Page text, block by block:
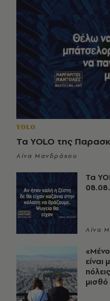
YOLO
Τα YOLO της
Λίνα Μανδράκου
Τα
Λίνα
είναι